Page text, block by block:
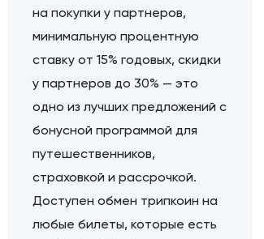
на покупки у партнеров,
минимальную процентную
ставку от 15% годовых, скидки
у партнеров до 30% — это
одно из лучших предложений с
бонусной программой для
путешественников,
страховкой и рассрочкой.
Доступен обмен трипкоин на
любые билеты, которые есть